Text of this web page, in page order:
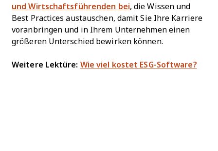
und Wirtschaftsführenden bei, die Wissen und
Best Practices austauschen, damit Sie Ihre Karriere
voranbringen und in Ihrem Unternehmen einen
größeren Unterschied bewirken können.
Weitere Lektüre: Wie viel kostet ESG-Software?